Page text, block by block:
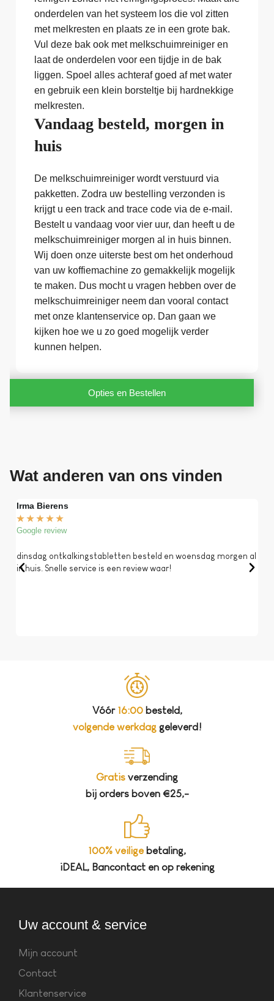
onderdelen van het systeem los die vol zitten
met melkresten en plaats ze in een grote bak.
Vul deze bak ook met melkschuimreiniger en
laat de onderdelen voor een tijdje in de bak
liggen. Spoel alles achteraf goed af met water
en gebruik een klein borsteltje bij hardnekkige
melkresten.
Vandaag besteld, morgen in
huis
De melkschuimreiniger wordt verstuurd via
pakketten. Zodra uw bestelling verzonden is
krijgt u een track and trace code via de e-mail.
Bestelt u vandaag voor vier uur, dan heeft u de
melkschuimreiniger morgen al in huis binnen.
Wij doen onze uiterste best om het onderhoud
van uw koffiemachine zo gemakkelijk mogelijk
te maken. Dus mocht u vragen hebben over de
melkschuimreiniger neem dan vooral contact
met onze klantenservice op. Dan gaan we
kijken hoe we u zo goed mogelijk verder
kunnen helpen.
Opties en Bestellen
Wat anderen van ons vinden
Irma Bierens
★ ★ ★ ★ ★
Google review
dinsdag ontkalkingstabletten besteld en woensdag morgen al
in huis. Snelle service is een review waar!
Vóór 16:00besteld,
volgende werkdaggeleverd!
Gratis verzending
bij orders boven €25,-
100% veiligebetaling,
iDEAL, Bancontact en op rekening
Uw account & service
Mijn account
Contact
Klantenservice